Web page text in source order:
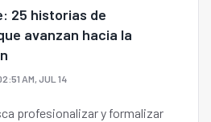
25 historias de
avanzan hacia la
AM, JUL 14
profesionalizar y formalizar